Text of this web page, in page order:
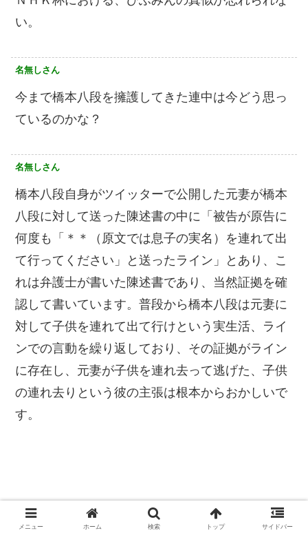
い。
名無しさん
今まで橋本八段を擁護してきた連中は今どう思っ
ているのかな？
名無しさん
橋本八段自身がツイッターで公開した元妻が橋本
八段に対して送った陳述書の中に「被告が原告に
何度も「＊＊（原文では息子の実名）を連れて出
て行ってください」と送ったライン」とあり、こ
れは弁護士が書いた陳述書であり、当然証拠を確
認して書いています。普段から橋本八段は元妻に
対して子供を連れて出て行けという実生活、ライ
ンでの言動を繰り返しており、その証拠がライン
に存在し、元妻が子供を連れ去って逃げた、子供
の連れ去りという彼の主張は根本からおかしいで
す。
メニュー ホーム 検索 トップ サイドバー